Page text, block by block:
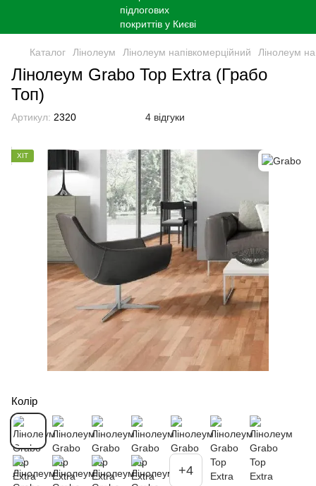
Каталог Лінолеум Лінолеум напівкомерційний Лінолеум
Лінолеум Grabo Top Extra (Грабо
Топ)
Артикул: 2320 4 відгуки
ХІТ
Колір
+4